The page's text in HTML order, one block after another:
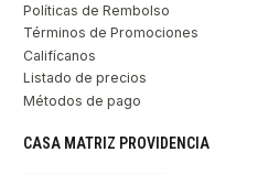
Políticas de Rembolso
Términos de Promociones
Califícanos
Listado de precios
Métodos de pago
CASA MATRIZ PROVIDENCIA